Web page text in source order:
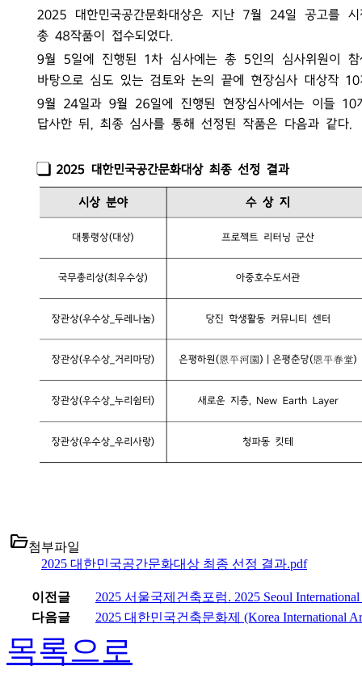
folder_open첨부파일
2025 대한민국공간문화대상 최종 선정 결과.pdf
이전글
2025 서울국제건축포럼. 2025 Seoul International
다음글
2025 대한민국건축문화제 (Korea International
목록으로